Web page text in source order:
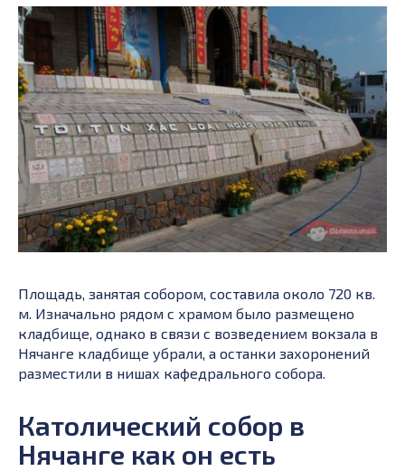
Площадь, занятая собором, составила около 720 кв.
м. Изначально рядом с храмом было размещено
кладбище, однако в связи с возведением вокзала в
Нячанге кладбище убрали, а останки захоронений
разместили в нишах кафедрального собора.
Католический собор в
Нячанге как он есть